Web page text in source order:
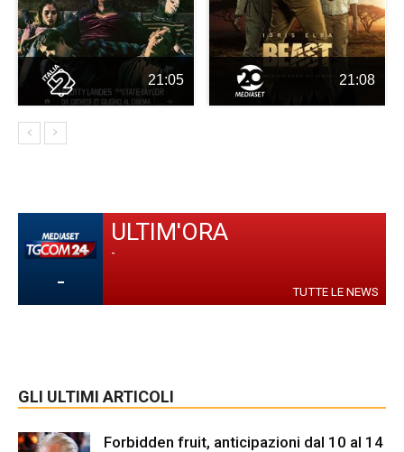
21:05 21:08
-
ULTIM'ORA
-
TUTTE LE NEWS
GLI ULTIMI ARTICOLI
Forbidden fruit, anticipazioni dal 10 al 14